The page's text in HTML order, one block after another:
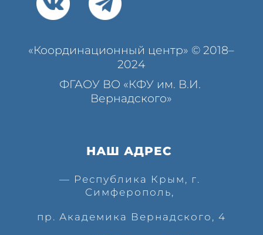
«Координационный центр» © 2018–
2024
ФГАОУ ВО «КФУ им. В.И.
Вернадского»
НАШ АДРЕС
— Республика Крым, г.
Симферополь,
пр. Академика Вернадского, 4